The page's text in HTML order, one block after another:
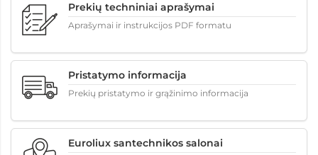
Prekių techniniai aprašymai
Aprašymai ir instrukcijos PDF formatu
Pristatymo informacija
Prekių pristatymo ir grąžinimo informacija
Euroliux santechnikos salonai